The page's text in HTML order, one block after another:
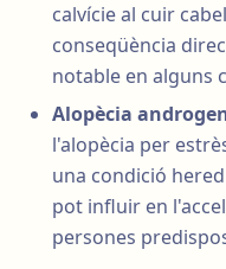
calvície al cuir
conseqüència
notable en alguns
Alopècia
l'alopècia per
una condició
pot influir en
persones